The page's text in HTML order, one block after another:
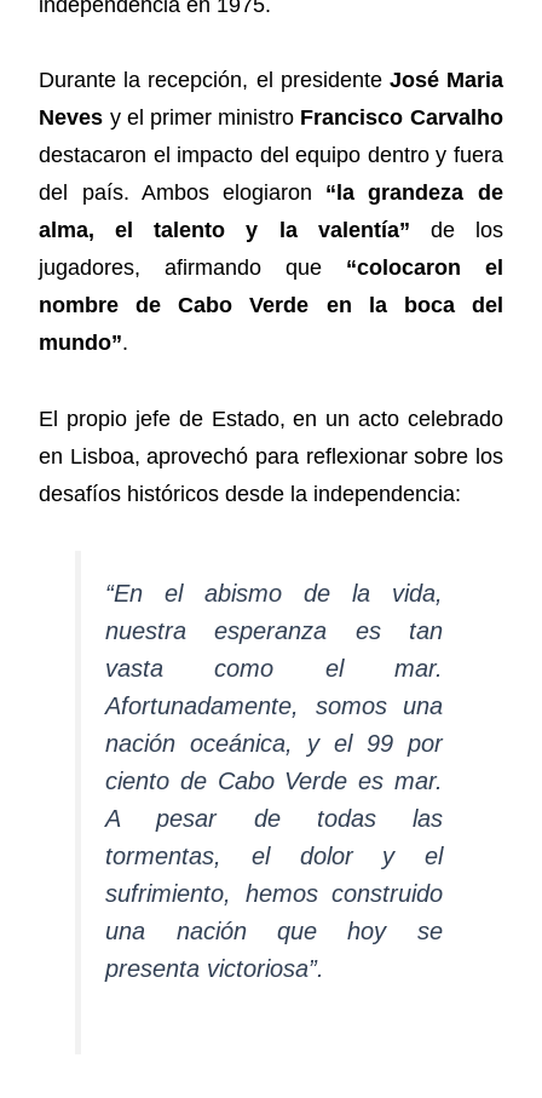
Durante la recepción, el presidente José Maria
Neves y el primer ministro Francisco Carvalho
destacaron el impacto del equipo dentro y fuera
del país. Ambos elogiaron “la grandeza de
alma, el talento y la valentía” de los
jugadores, afirmando que “colocaron el
nombre de Cabo Verde en la boca del
mundo”.
El propio jefe de Estado, en un acto celebrado
en Lisboa, aprovechó para reflexionar sobre los
desafíos históricos desde la independencia:
“En el abismo de la vida,
nuestra esperanza es tan
vasta como el mar.
Afortunadamente, somos una
nación oceánica, y el 99 por
ciento de Cabo Verde es mar.
A pesar de todas las
tormentas, el dolor y el
sufrimiento, hemos construido
una nación que hoy se
presenta victoriosa”.